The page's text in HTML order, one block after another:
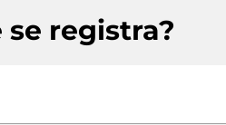
registra?